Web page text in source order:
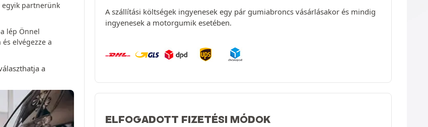
partnerünk
lép Önnel
elvégezze a
a
A szállítási költségek ingyenesek egy pár gumiabroncs vásárlásakor és mindig
ingyenesek a motorgumik esetében.
ELFOGADOTT FIZETÉSI MÓDOK